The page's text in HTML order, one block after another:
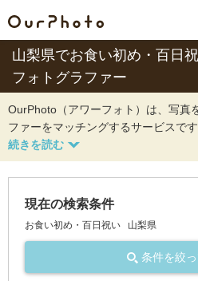
山梨県でお食い初め・百日
フォトグラファー
OurPhoto（アワーフォト）は、写真
ファーをマッチングするサービスです
現在の検索条件
お食い初め・百日祝い 山梨県
条件を絞